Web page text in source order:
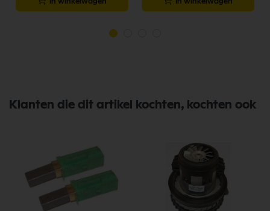
Klanten die dit artikel kochten, kochten ook